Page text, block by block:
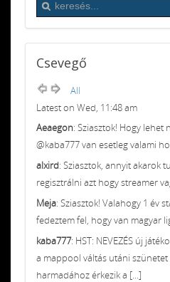
Csevegő
All
Latest on Wed, 11:48 am
Aeaegon: Sziasztok! Hogy lehet
@kaba777 van esetleg valami
alxird: Sziasztok, annyit akarok
regisztrálni azt hogy streamer
Meja: Sziasztok! Valahogy 1 év
fedeztem fel, hogy van magyar
kaba777: HST: NEVEZÉS új
a mappool váltás utáni
harmadához érkezik a [...]